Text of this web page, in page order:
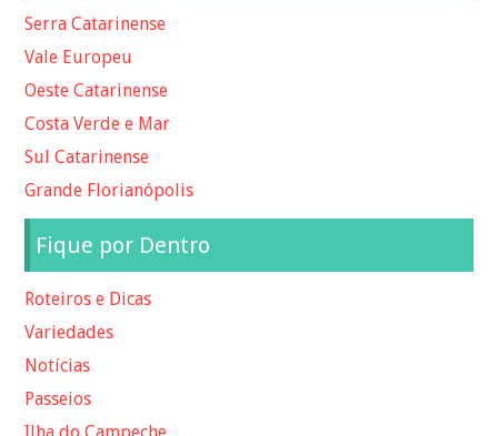
Serra Catarinense
Vale Europeu
Oeste Catarinense
Costa Verde e Mar
Sul Catarinense
Grande Florianópolis
Fique por Dentro
Roteiros e Dicas
Variedades
Notícias
Passeios